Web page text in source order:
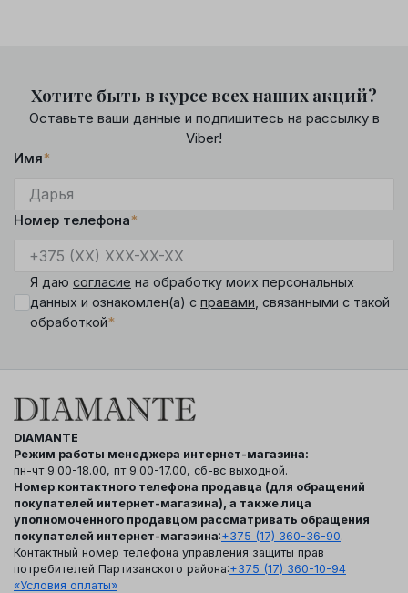
Хотите быть в курсе всех наших акций?
Оставьте ваши данные и подпишитесь на рассылку в
Viber!
Имя*
Номер телефона*
Я даю согласие на обработку моих персональных
данных и ознакомлен(а) с правами , связанными с такой
обработкой*
DIAMANTE
Режим работы менеджера интернет-магазина:
пн-чт 9.00-18.00, пт 9.00-17.00, сб-вс выходной.
Номер контактного телефона продавца (для обращений
покупателей интернет-магазина), а также лица
уполномоченного продавцом рассматривать обращения
покупателей интернет-магазина:+375 (17) 360-36-90.
Контактный номер телефона управления защиты прав
потребителей Партизанского района:+375 (17) 360-10-94
«Условия оплаты»